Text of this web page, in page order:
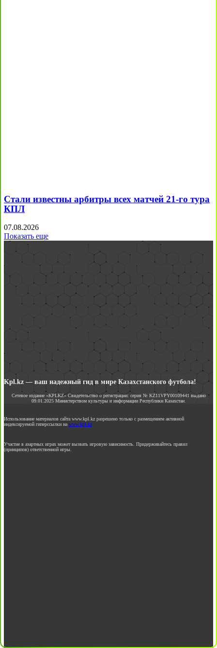
Стали известны арбитры всех матчей 21-го тура
КПЛ
07.08.2026
Показать еще
Kpl.kz — ваш надежный гид в мире Казахстанского футбола!
Сетевое издание «KPLKZ» Свидетельство о регистрации: серия № KZ11VPY00109441 выдано
09.01.2025 Министерством культуры и информации Республики Казахстан.
Использование материалов сайта www.kpl.kz разрешено только с размещением активной
индексируемой гиперссылки на www.kpl.kz
Участие в азартных играх может вызвать игровую зависимость. Придерживайтесь правил
(принципов) ответственной игры.